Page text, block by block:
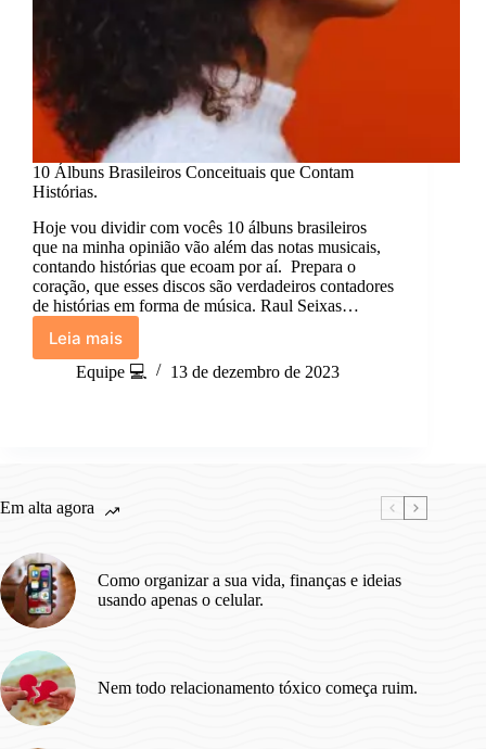
10 Álbuns Brasileiros Conceituais que Contam
Histórias.
Hoje vou dividir com vocês 10 álbuns brasileiros
que na minha opinião vão além das notas musicais,
contando histórias que ecoam por aí. Prepara o
coração, que esses discos são verdadeiros contadores
de histórias em forma de música. Raul Seixas…
Leia mais
10
Álbuns
Brasileiros
Equipe 💻 13 de dezembro de 2023
Em alta agora
Como organizar a sua vida, finanças e ideias
usando apenas o celular.
Nem todo relacionamento tóxico começa ruim.